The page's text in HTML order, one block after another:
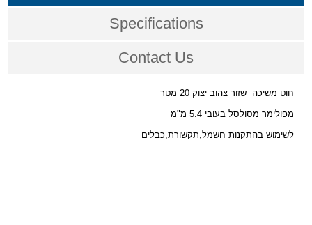
Specifications
Contact Us
חוט משיכה שזור צהוב יצוק 20 מטר
מפולימר מסולסל בעובי 5.4 מ"מ
לשימוש בהתקנות חשמל,תקשורת,כבלים